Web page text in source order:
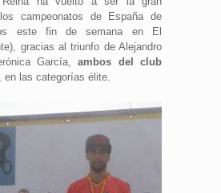
campeonatos de España de
este fin de semana en El
gracias al triunfo de Alejandro
García,ambos del club
, en las categorías élite.